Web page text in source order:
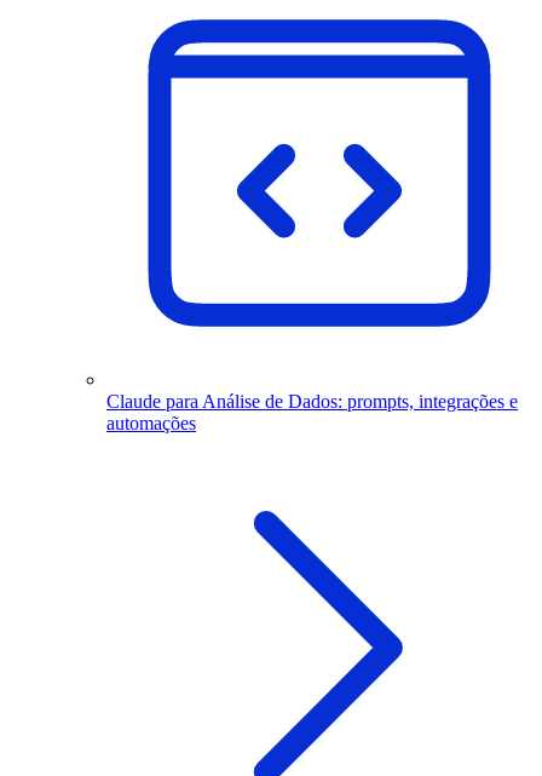
Claude para Análise de Dados: prompts, integrações e
automações